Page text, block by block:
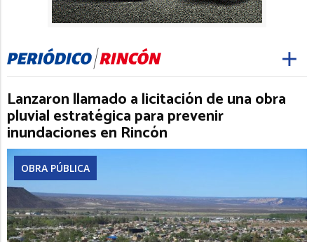
Lanzaron llamado a licitación de una obra
pluvial estratégica para prevenir
inundaciones en Rincón
OBRA PÚBLICA